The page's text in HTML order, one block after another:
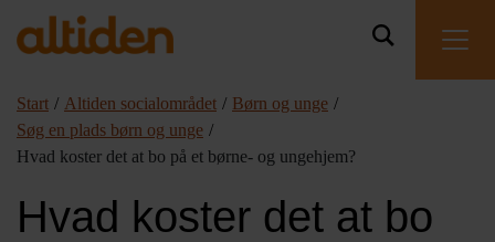
Start / Altiden socialområdet / Børn og unge /
Søg en plads børn og unge /
Hvad koster det at bo på et børne- og ungehjem?
Hvad koster det at bo